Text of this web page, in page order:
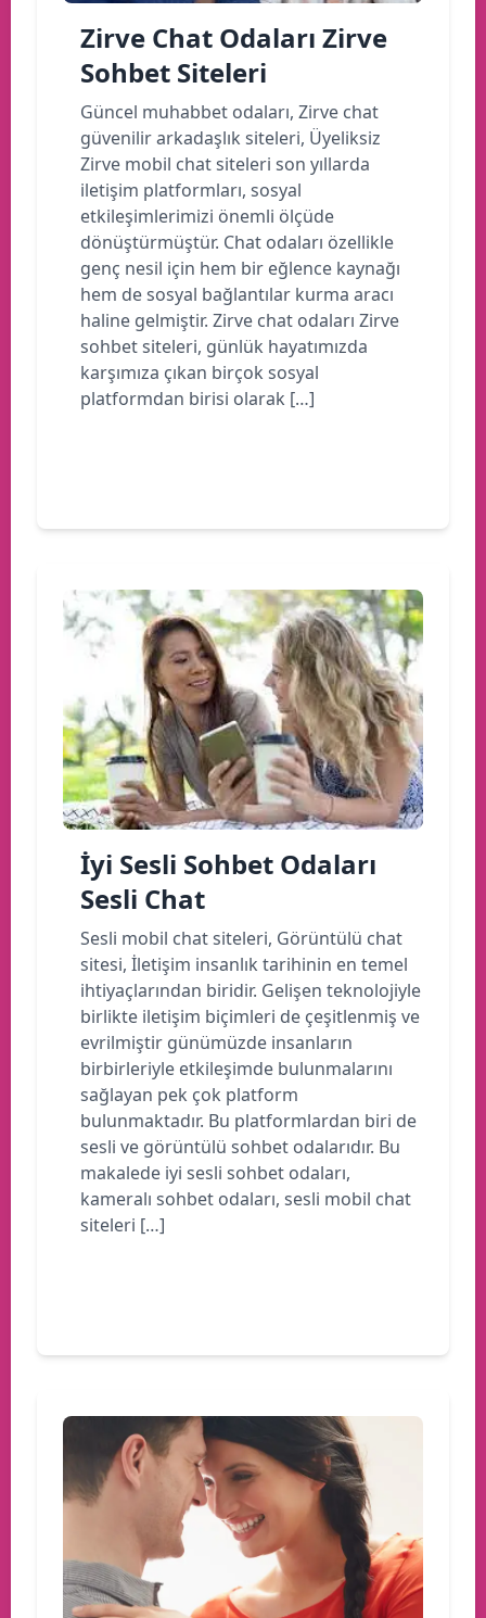
Zirve Chat Odaları Zirve
Sohbet Siteleri
Güncel muhabbet odaları, Zirve chat
güvenilir arkadaşlık siteleri, Üyeliksiz
Zirve mobil chat siteleri son yıllarda
iletişim platformları, sosyal
etkileşimlerimizi önemli ölçüde
dönüştürmüştür. Chat odaları özellikle
genç nesil için hem bir eğlence kaynağı
hem de sosyal bağlantılar kurma aracı
haline gelmiştir. Zirve chat odaları Zirve
sohbet siteleri, günlük hayatımızda
karşımıza çıkan birçok sosyal
platformdan birisi olarak […]
İyi Sesli Sohbet Odaları
Sesli Chat
Sesli mobil chat siteleri, Görüntülü chat
sitesi, İletişim insanlık tarihinin en temel
ihtiyaçlarından biridir. Gelişen teknolojiyle
birlikte iletişim biçimleri de çeşitlenmiş ve
evrilmiştir günümüzde insanların
birbirleriyle etkileşimde bulunmalarını
sağlayan pek çok platform
bulunmaktadır. Bu platformlardan biri de
sesli ve görüntülü sohbet odalarıdır. Bu
makalede iyi sesli sohbet odaları,
kameralı sohbet odaları, sesli mobil chat
siteleri […]